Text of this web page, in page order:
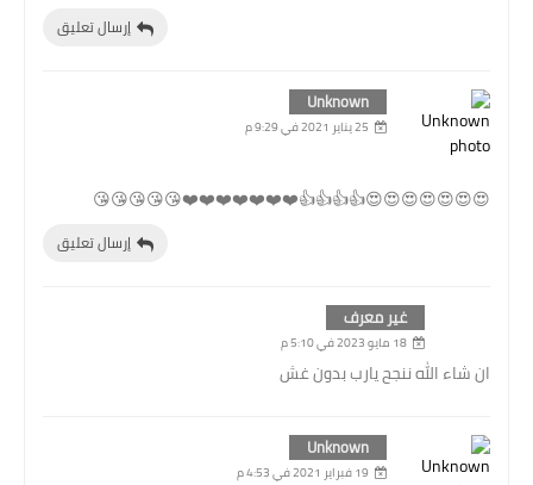
إرسال تعليق
Unknown
25 يناير 2021 في 9:29 م
😍😍😍😍😍😍😍👍👍👍👍❤️❤️❤️❤️❤️❤️❤️😘😘😘😘😘
إرسال تعليق
غير معرف
18 مايو 2023 في 5:10 م
ان شاء الله ننجح يارب بدون غش
Unknown
19 فبراير 2021 في 4:53 م